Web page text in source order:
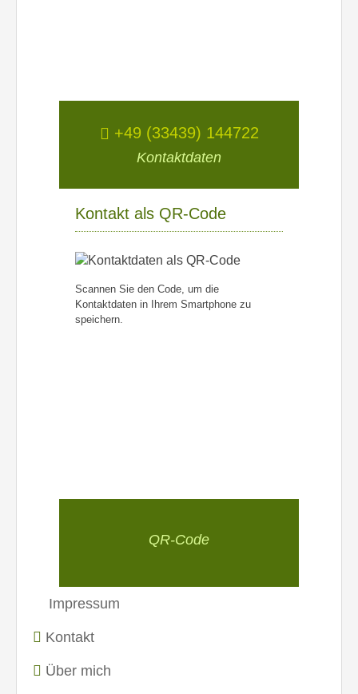
+49 (33439) 144722
Kontaktdaten
Kontakt als QR-Code
Scannen Sie den Code, um die
Kontaktdaten in Ihrem Smartphone zu
speichern.
QR-Code
Impressum
Kontakt
Über mich